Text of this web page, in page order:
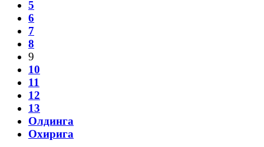
5
6
7
8
9
10
11
12
13
Олдинга
Охирига